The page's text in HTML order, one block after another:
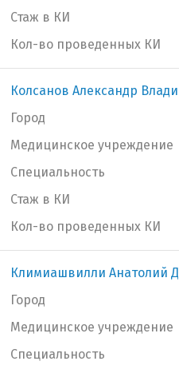
Стаж в КИ
Кол-во проведенных КИ
Колсанов Александр
Город
Медицинское учреждение
Специальность
Стаж в КИ
Кол-во проведенных КИ
Климиашвилли Анатолий
Город
Медицинское учреждение
Специальность